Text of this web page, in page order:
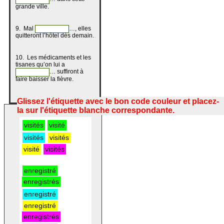
grande ville.
9. Mal
…, elles
quitteront l’hôtel dès demain.
10. Les médicaments et les
tisanes qu’on lui a
… suffiront à
faire baisser la fièvre.
visités
visité
visités
visités
visité
visités
enregistré
enregistrés
enregistré
enregistré
enregistrés